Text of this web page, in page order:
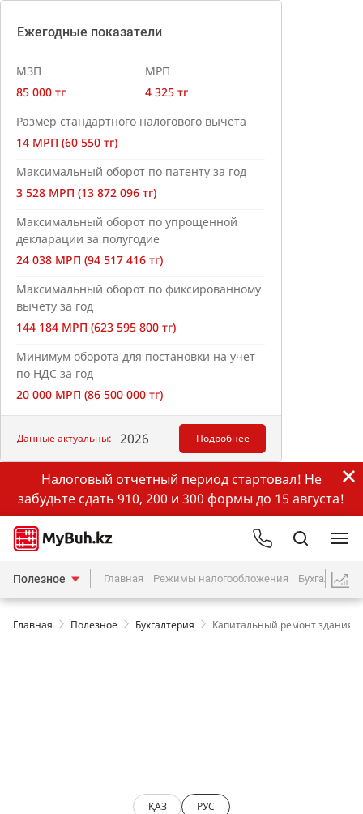
Ежегодные показатели
МЗП
85 000 тг
МРП
4 325 тг
Размер стандартного налогового вычета
14 МРП (60 550 тг)
Максимальный оборот по патенту за год
3 528 МРП (13 872 096 тг)
Максимальный оборот по упрощенной
декларации за полугодие
24 038 МРП (94 517 416 тг)
Максимальный оборот по фиксированному
вычету за год
144 184 МРП (623 595 800 тг)
Минимум оборота для постановки на учет
по НДС за год
20 000 МРП (86 500 000 тг)
Данные актуальны: 2026 Подробнее
Налоговый отчетный период стартовал! Не
забудьте сдать 910, 200 и 300 формы до 15 августа!
Полезное Главная Режимы налогообложения Бухгалтерия
Главная Полезное Бухгалтерия Капитальный ремонт здания:
ҚАЗ РУС